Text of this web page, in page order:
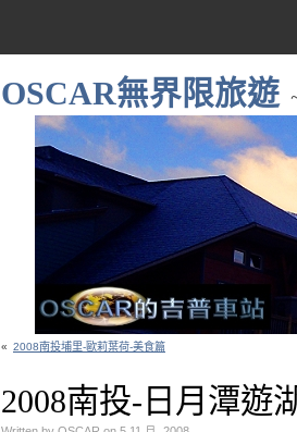
OSCAR無界限旅遊
« 2008南投埔里-歐莉葉荷-美食篇
2008南投-日月潭遊